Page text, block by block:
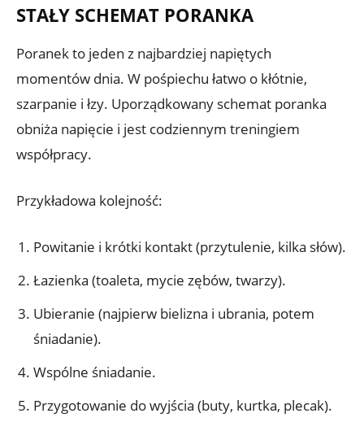
STAŁY SCHEMAT PORANKA
Poranek to jeden z najbardziej napiętych
momentów dnia. W pośpiechu łatwo o kłótnie,
szarpanie i łzy. Uporządkowany schemat poranka
obniża napięcie i jest codziennym treningiem
współpracy.
Przykładowa kolejność:
Powitanie i krótki kontakt (przytulenie, kilka słów).
Łazienka (toaleta, mycie zębów, twarzy).
Ubieranie (najpierw bielizna i ubrania, potem
śniadanie).
Wspólne śniadanie.
Przygotowanie do wyjścia (buty, kurtka, plecak).